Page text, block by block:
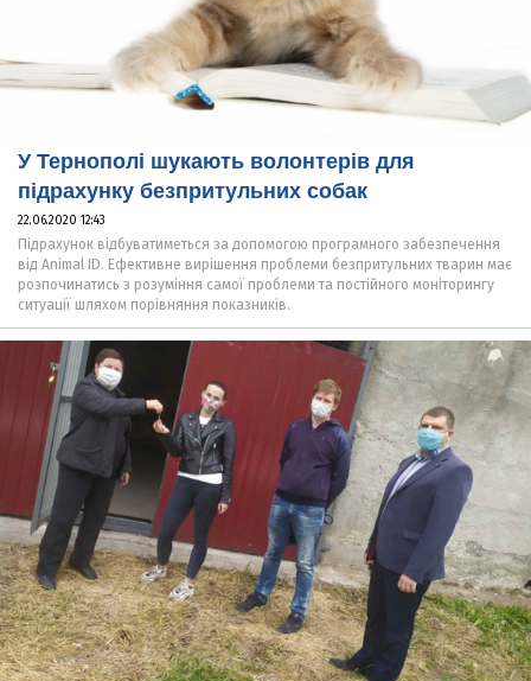
У Тернополі шукають волонтерів для
підрахунку безпритульних собак
22.06.2020 12:43
Підрахунок відбуватиметься за допомогою програмного забезпечення
від Animal ID. Ефективне вирішення проблеми безпритульних тварин має
розпочинатись з розуміння самої проблеми та постійного моніторингу
ситуації шляхом порівняння показників.